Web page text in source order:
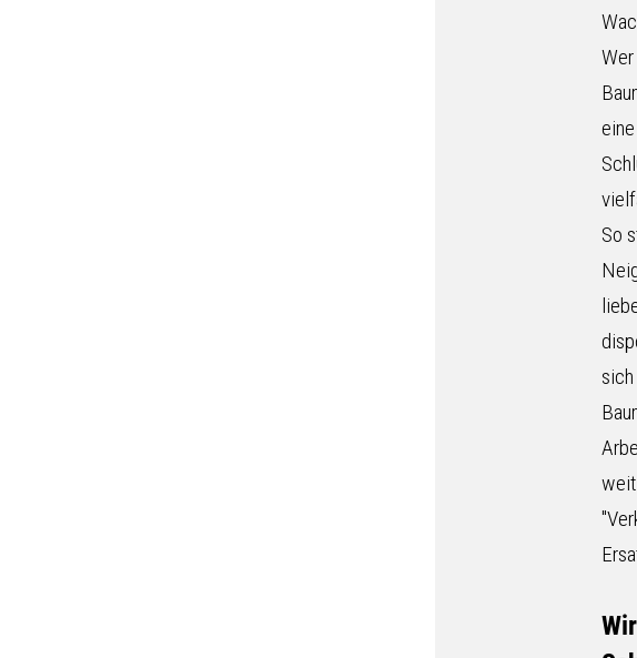
So